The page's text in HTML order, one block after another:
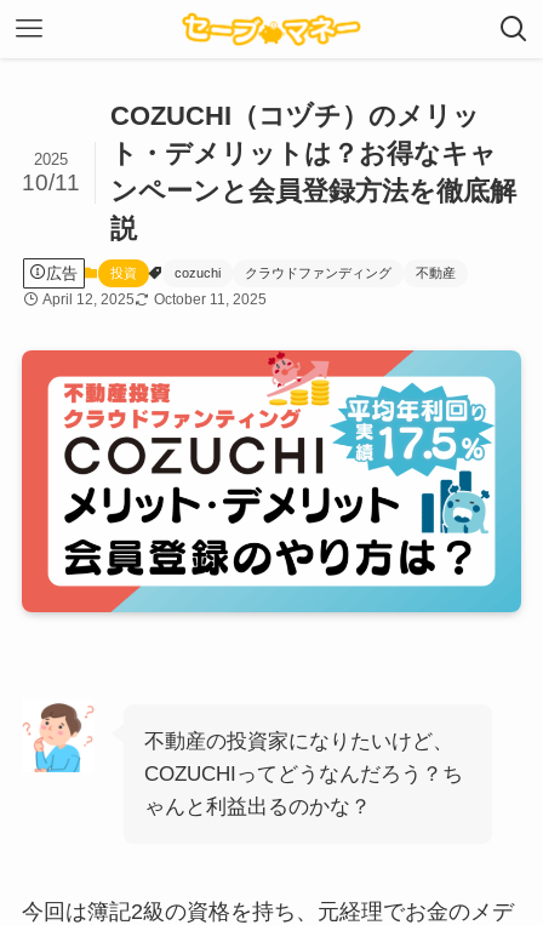
COZUCHI（コヅチ）のメリッ
ト・デメリットは？お得なキャ
ンペーンと会員登録方法を徹底解
説
2025
10/11
広告 投資 cozuchi クラウドファンディング 不動産
April 12, 2025 October 11, 2025
不動産の投資家になりたいけど、
COZUCHIってどうなんだろう？ち
ゃんと利益出るのかな？
今回は簿記2級の資格を持ち、元経理でお金のメデ